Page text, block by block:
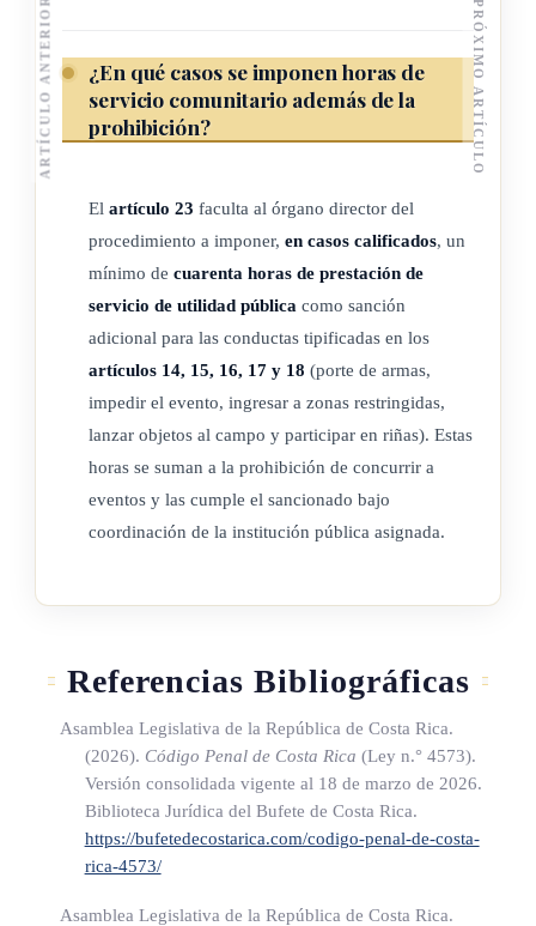
control, prevención y reacción contra la violencia y el
racismo en el deporte nacional por parte de las autoridades
públicas, las entidades y agrupaciones deportivas, quienes
tendrán acceso a los datos establecidos en este registro.
actualizada, pero, además, dispondrá, de manera
1) Lugar y fecha de la competición, evento o espectáculo
deportivo, la clase de competición y sus participantes o
contendientes.
2) Datos de identificación de la persona o personas
organizadoras de la competición, el evento o espectáculo
deportivo, deportistas, espectadores y restantes personas
deportivas afectadas.
4) Datos identificativos de la persona o las personas
infractoras, donde como mínimo deberá constar la
información detallada en su cédula de identidad y, de ser
menor de edad, los datos que sean determinados vía
reglamentaria, debidamente ajustada a la legislación
vigente en materia de derechos de las personas menores
de edad.
¿En qué casos se imponen horas de
servicio comunitario además de la
prohibición?
El artículo 23 faculta al órgano director del
procedimiento a imponer, en casos calificados, un
mínimo de cuarenta horas de prestación de
servicio de utilidad pública como sanción
adicional para las conductas tipificadas en los
artículos 14, 15, 16, 17 y 18 (porte de armas,
impedir el evento, ingresar a zonas restringidas,
lanzar objetos al campo y participar en riñas). Estas
horas se suman a la prohibición de concurrir a
eventos y las cumple el sancionado bajo
coordinación de la institución pública asignada.
Referencias Bibliográficas
Asamblea Legislativa de la República de Costa Rica.
(2026). Código Penal de Costa Rica (Ley n.° 4573).
Versión consolidada vigente al 18 de marzo de 2026.
Biblioteca Jurídica del Bufete de Costa Rica.
https://bufetedecostarica.com/codigo-penal-de-costa-
rica-4573/
Asamblea Legislativa de la República de Costa Rica.
ARTÍCULO ANTERIOR PRÓXIMO ARTÍCULO